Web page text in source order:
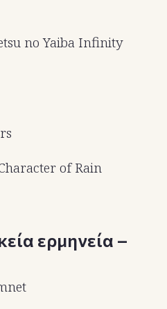
no Yaiba Infinity
of Rain
ερμηνεία –